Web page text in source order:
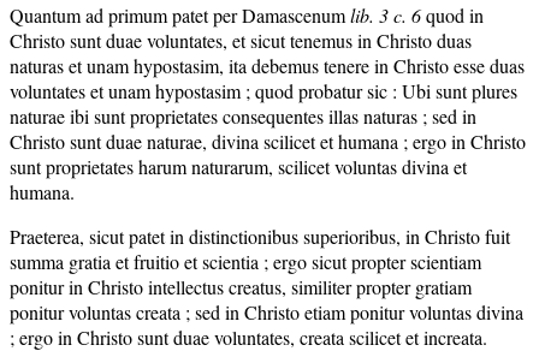
Quantum ad primum patet per Damascenumlib. 3 c. 6quod in
Christo sunt duae voluntates, et sicut tenemus in Christo duas
naturas et unam hypostasim, ita debemus tenere in Christo esse duas
voluntates et unam hypostasim ; quod probatur sic : Ubi sunt plures
naturae ibi sunt proprietates consequentes illas naturas ; sed in
Christo sunt duae naturae, divina scilicet et humana ; ergo in Christo
sunt proprietates harum naturarum, scilicet voluntas divina et
humana.
Praeterea, sicut patet in distinctionibus superioribus, in Christo fuit
summa gratia et fruitio et scientia ; ergo sicut propter scientiam
ponitur in Christo intellectus creatus, similiter propter gratiam
ponitur voluntas creata ; sed in Christo etiam ponitur voluntas divina
; ergo in Christo sunt duae voluntates, creata scilicet et increata.